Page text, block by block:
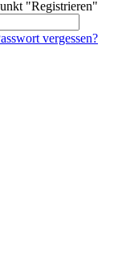
"Registrieren"
vergessen?